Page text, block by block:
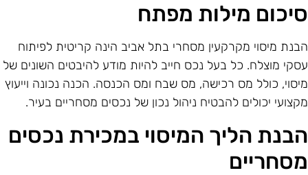
מילות מפתח
מיסוי מקרקעין מסחרי בתל אביב הינה קריטית לפיתוח
מוצלח. כל בעל נכס חייב להיות מודע להיבטים השונים של
כולל מס רכישה, מס שבח ומס הכנסה. הכנה נכונה וייעוץ
יכולים להבטיח ניהול נכון של נכסים מסחריים בעיר.
הליך המיסוי במכירת נכסים